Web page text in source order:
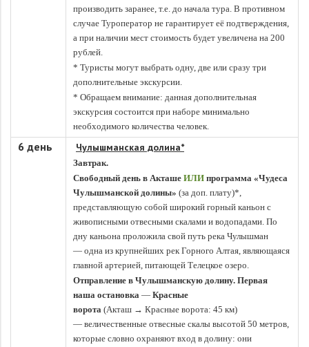
производить заранее, т.е. до начала тура. В противном
случае Туроператор не гарантирует её подтверждения,
а при наличии мест стоимость будет увеличена на 200
рублей.
* Туристы могут выбрать одну, две или сразу три
дополнительные экскурсии.
* Обращаем внимание: данная дополнительная
экскурсия состоится при наборе минимально
необходимого количества человек.
6 день Чулышманская долина*
Завтрак.
Свободный день в Акташе ИЛИ программа «Чудеса
Чулышманской долины» (за доп. плату)*,
представляющую собой широкий горный каньон с
живописными отвесными скалами и водопадами. По
дну каньона проложила свой путь река Чулышман
— одна из крупнейших рек Горного Алтая, являющаяся
главной артерией, питающей Телецкое озеро.
Отправление в Чулышманскую долину. Первая
наша остановка — Красные
ворота (Акташ → Красные ворота: 45 км)
— величественные отвесные скалы высотой 50 метров,
которые словно охраняют вход в долину: они